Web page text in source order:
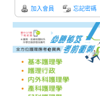
加入會員 忘記密碼